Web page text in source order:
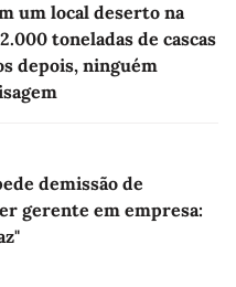
um local deserto na
toneladas de cascas
depois, ninguém
demissão de
gerente em empresa: